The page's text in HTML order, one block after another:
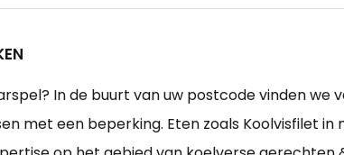
In de buurt van uw postcode vinden we
met een beperking. Eten zoals Koolvisfilet in